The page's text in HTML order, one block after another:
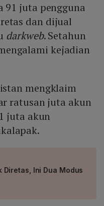
91 juta pengguna
dan dijual
darkweb. Setahun
kejadian
mengklaim
ratusan juta akun
juta akun
Diretas, Ini Dua Modus